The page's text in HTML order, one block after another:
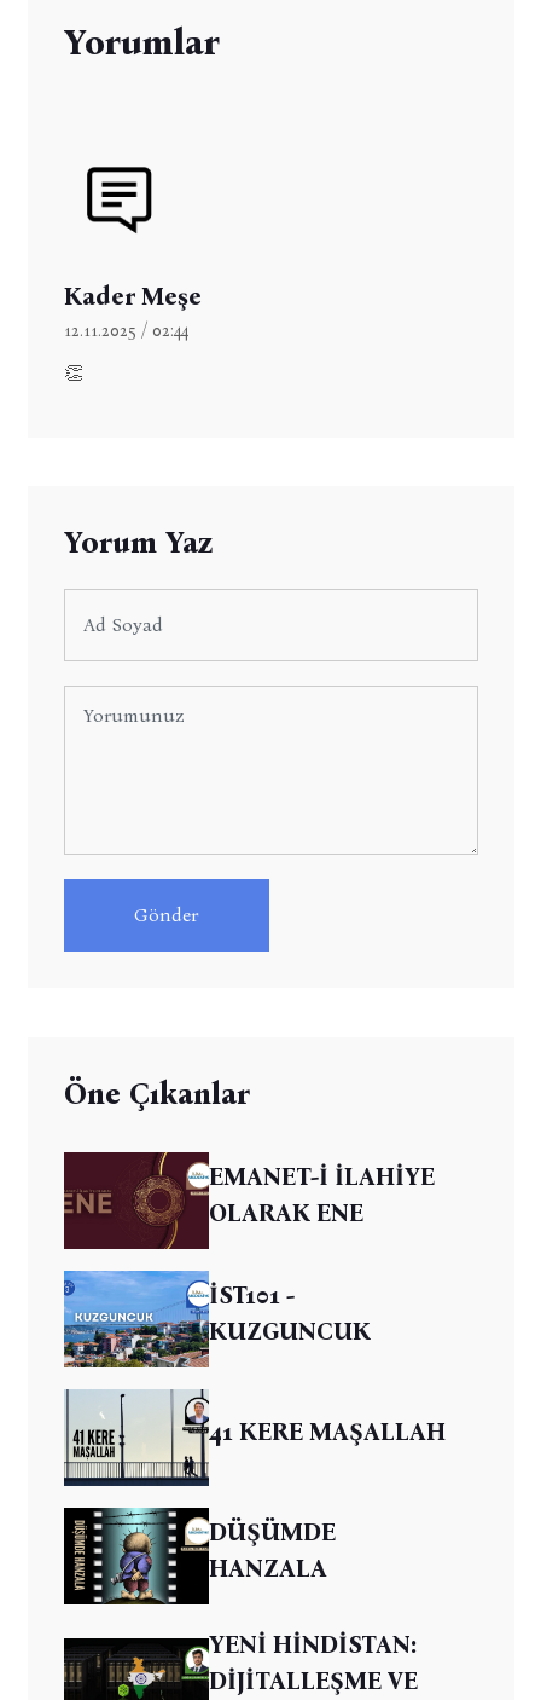
Yorumlar
Kader Meşe
12.11.2025 / 02:44
👏
Yorum Yaz
Gönder
Öne Çıkanlar
EMANET-İ İLAHİYE
OLARAK ENE
İST101 -
KUZGUNCUK
41 KERE MAŞALLAH
DÜŞÜMDE
HANZALA
YENİ HİNDİSTAN:
DİJİTALLEŞME VE